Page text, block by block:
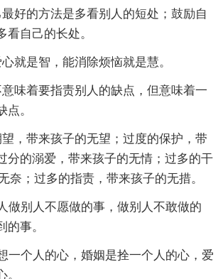
好的方法是多看别人的短处；鼓励自
看自己的长处。
就是智，能消除烦恼就是慧。
味着要指责别人的缺点，但意味着一
。
，带来孩子的无望；过度的保护，带
分的溺爱，带来孩子的无情；过多的干
奈；过多的指责，带来孩子的无措。
做别人不愿做的事，做别人不敢做的
的事。
一个人的心，婚姻是拴一个人的心，爱